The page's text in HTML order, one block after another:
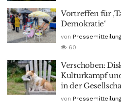
Vortreffen für
Demokratie‘
von Pressemitteilung
60
Verschoben:
Kulturkampf
in der
von Pressemitteilung